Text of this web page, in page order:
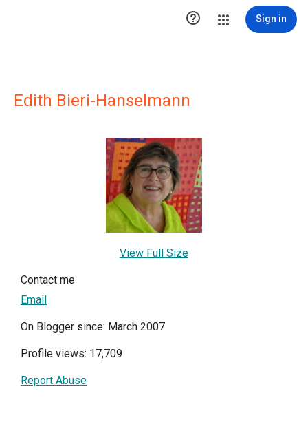
 Sign in
Edith Bieri-Hanselmann
View Full Size
Contact me
Email
On Blogger since: March 2007
Profile views: 17,709
Report Abuse